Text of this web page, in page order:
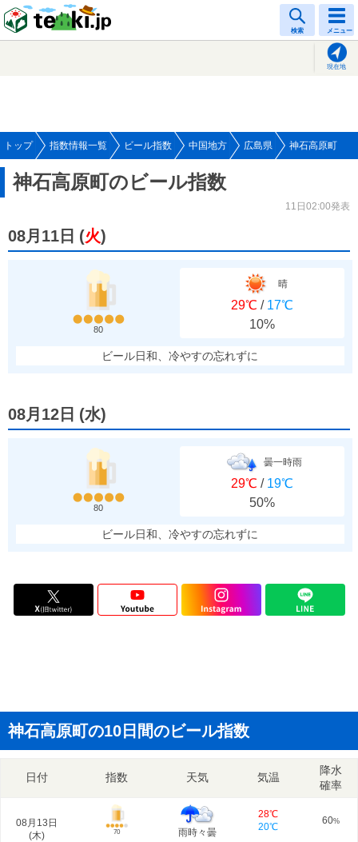
検索 メニュー
現在地
トップ 指数情報一覧 ビール指数 中国地方 広島県 神石高原町
神石高原町のビール指数
11日02:00発表
08月11日 (火)
80
晴
29℃ / 17℃
10%
ビール日和、冷やすの忘れずに
08月12日 (水)
80
曇一時雨
29℃ / 19℃
50%
ビール日和、冷やすの忘れずに
神石高原町の10日間のビール指数
日付 指数 天気 気温
降水
確率
08月13日
(木) 70 雨時々曇
28℃
20℃
60%